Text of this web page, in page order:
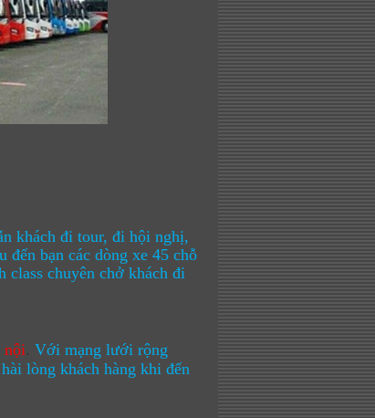
khách đi tour, đi hội nghị,
đến bạn các dòng xe 45 chỗ
chuyên chở khách đi
nội Với mạng lưới rộng
lòng khách hàng khi đến